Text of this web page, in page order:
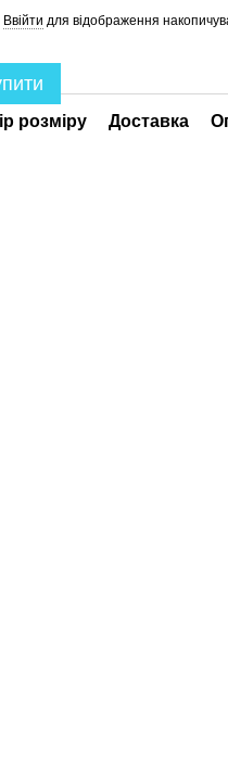
Ввійти для відображення
розміру Доставка